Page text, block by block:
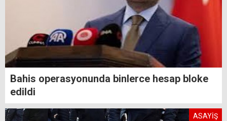
Bahis operasyonunda binlerce hesap bloke
edildi
ASAYİŞ